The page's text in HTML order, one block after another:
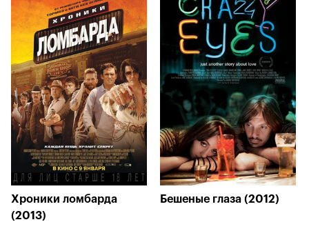
Хроники ломбарда
(2013)
Бешеные глаза (2012)